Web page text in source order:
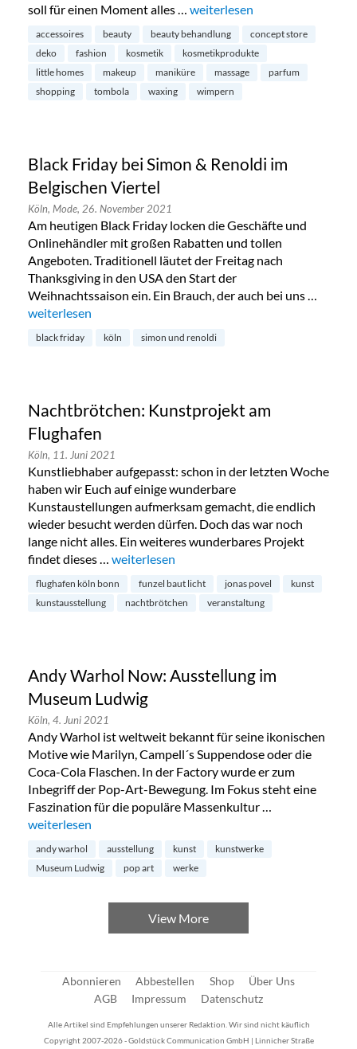
soll für einen Moment alles … „Schöngeist Beauty &
weiterlesen
accessoires beauty beauty behandlung
concept store
deko
fashion kosmetik
kosmetikprodukte
little homes
makeup maniküre massage
parfum
shopping
tombola waxing wimpern
Black Friday bei Simon & Renoldi im
Belgischen Viertel
Köln, Mode, 26. November 2021
Am heutigen Black Friday locken die Geschäfte und
Onlinehändler mit großen Rabatten und tollen
Angeboten. Traditionell läutet der Freitag nach
Thanksgiving in den USA den Start der
Weihnachtssaison ein. Ein Brauch, der auch bei uns …
„Black Friday bei Simon & Renoldi im Belgischen Viertel“
weiterlesen
black friday köln simon und renoldi
Nachtbrötchen: Kunstprojekt am
Flughafen
Köln, 11. Juni 2021
Kunstliebhaber aufgepasst: schon in der letzten Woche
haben wir Euch auf einige wunderbare
Kunstaustellungen aufmerksam gemacht, die endlich
wieder besucht werden dürfen. Doch das war noch
lange nicht alles. Ein weiteres wunderbares Projekt
findet dieses … „Nachtbrötchen: Kunstprojekt am
weiterlesen
flughafen köln bonn funzel baut licht jonas povel
kunst
kunstausstellung
nachtbrötchen veranstaltung
Andy Warhol Now: Ausstellung im
Museum Ludwig
Köln, 4. Juni 2021
Andy Warhol ist weltweit bekannt für seine ikonischen
Motive wie Marilyn, Campell´s Suppendose oder die
Coca-Cola Flaschen. In der Factory wurde er zum
Inbegriff der Pop-Art-Bewegung. Im Fokus steht eine
Faszination für die populäre Massenkultur …
„Andy Warhol Now: Ausstellung im Museum Ludwig“
weiterlesen
andy warhol ausstellung kunst
kunstwerke
Museum Ludwig
pop art werke
View More
Abonnieren Abbestellen Shop
Über Uns
AGB
Impressum Datenschutz
Alle Artikel sind Empfehlungen unserer Redaktion. Wir sind nicht käuflich
Copyright 2007-2026 - Goldstück Communication GmbH | Linnicher Straße